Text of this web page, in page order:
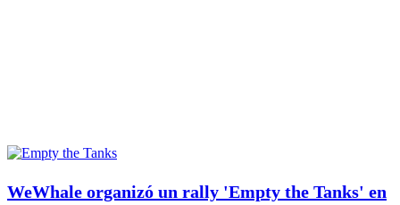
WeWhale organizó un rally 'Empty the Tanks' en